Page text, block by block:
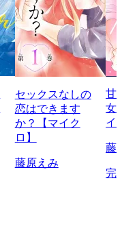
セックスなしの
恋はできます
か？【マイク
ロ】
藤原えみ
甘
女
イ
藤
完